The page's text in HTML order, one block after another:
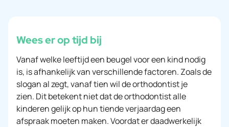
Wees er op tijd bij
Vanaf welke leeftijd een beugel voor een kind nodig
is, is afhankelijk van verschillende factoren. Zoals de
slogan al zegt, vanaf tien wil de orthodontist je
zien. Dit betekent niet dat de orthodontist alle
kinderen gelijk op hun tiende verjaardag een
afspraak moeten maken. Voordat er daadwerkelijk